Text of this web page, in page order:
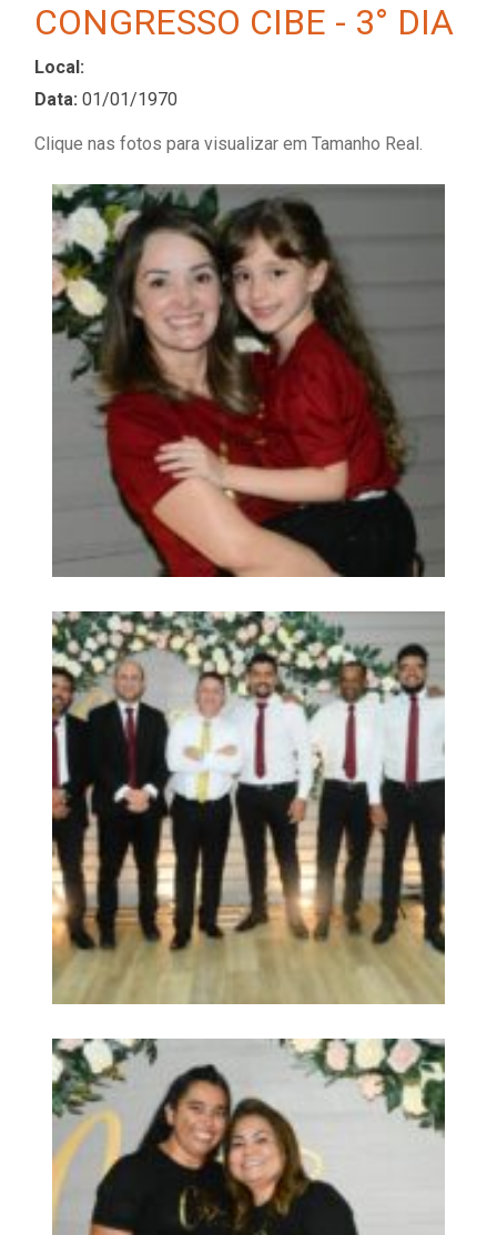
CONGRESSO CIBE - 3° DIA
Local:
Data: 01/01/1970
Clique nas fotos para visualizar em Tamanho Real.